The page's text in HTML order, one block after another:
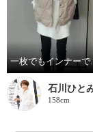
一枚でもイ
石川ひと
158cm